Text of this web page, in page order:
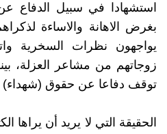
استشهادا في سبيل الدفاع
بغرض الاهانة والاساءة
يواجهون نظرات السخرية
زوجاتهم من مشاعر العزلة،
توقف دفاعا عن حقوق (شهداء)
الحقيقة التي لا يريد أن يراها